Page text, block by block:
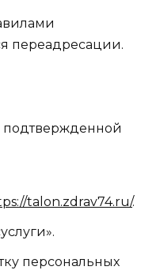
переадресации.
подтвержденной
talon.zdrav74.ru/.
персональных